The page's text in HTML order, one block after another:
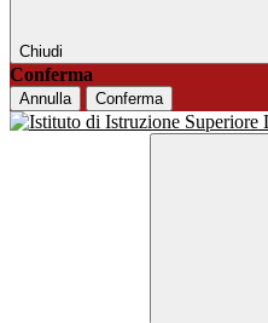
Chiudi
Conferma
Annulla Conferma